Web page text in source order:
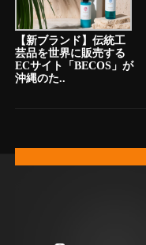
【新ブランド】伝統工
芸品を世界に販売する
ECサイト「BECOS」が
沖縄のた..